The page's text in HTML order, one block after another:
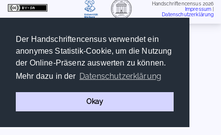
Der Handschriftencensus verwendet ein
anonymes Statistik-Cookie, um die Nutzung
der Online-Präsenz auswerten zu können.
Mehr dazu in der Datenschutzerklärung
Okay
Handschriftencensus 2026
Impressum
Datenschutzerklärung